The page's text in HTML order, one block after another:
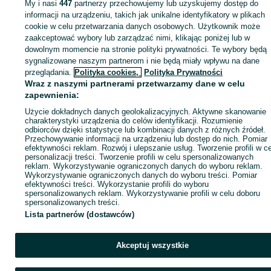
Zaloguj się lub załóż konto na OLX, aby skontaktować się z
sprzedającym
Zaloguj się / Załóż konto
My i nasi447 partnerzy przechowujemy lub uzyskujemy dostęp do
informacji na urządzeniu, takich jak unikalne identyfikatory w plikach
cookie w celu przetwarzania danych osobowych. Użytkownik może
zaakceptować wybory lub zarządzać nimi, klikając poniżej lub w
dowolnym momencie na stronie polityki prywatności. Te wybory będą
sygnalizowane naszym partnerom i nie będą miały wpływu na dane
przeglądania. Polityka cookies, Polityka Prywatności
Wraz z naszymi partnerami przetwarzamy dane w celu
zapewnienia:
Użycie dokładnych danych geolokalizacyjnych. Aktywne skanowanie
charakterystyki urządzenia do celów identyfikacji. Rozumienie
odbiorców dzięki statystyce lub kombinacji danych z różnych źródeł.
Przechowywanie informacji na urządzeniu lub dostęp do nich. Pomiar
efektywności reklam. Rozwój i ulepszanie usług. Tworzenie profili w
personalizacji treści. Tworzenie profili w celu spersonalizowanych
reklam. Wykorzystywanie ograniczonych danych do wyboru reklam.
Wykorzystywanie ograniczonych danych do wyboru treści. Pomiar
efektywności treści. Wykorzystanie profili do wyboru
spersonalizowanych reklam. Wykorzystywanie profili w celu doboru
spersonalizowanych treści.
Lista partnerów (dostawców)
Akceptuj wszystkie